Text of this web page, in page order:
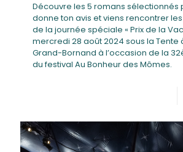
Découvre les 5 romans sélectionnés
donne ton avis et viens rencontrer
de la journée spéciale « Prix de la
mercredi 28 août 2024 sous la Tente
Grand-Bornand à l’occasion de la
du festival Au Bonheur des Mômes.